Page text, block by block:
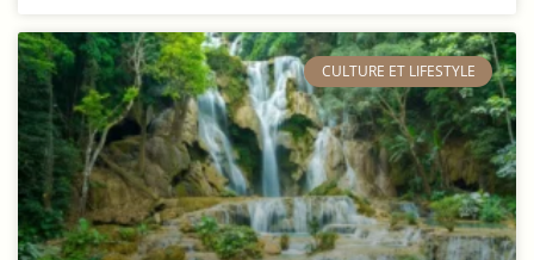
​CULTURE ET LIFESTYLE